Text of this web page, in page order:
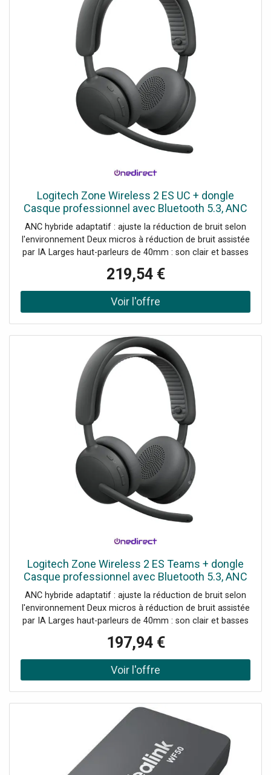
Logitech Zone Wireless 2 ES UC + dongle
Casque professionnel avec Bluetooth 5.3, ANC
hybride adaptatif, micros antibruit optimisés par
l'IA et
ANC hybride adaptatif : ajuste la réduction de bruit selon
l'environnement Deux micros à réduction de bruit assistée
par IA Larges haut-parleurs de 40mm : son clair et basses
uniforme du poids Mises à jour du micrologiciel via
Logitech Sync Connexion multipoint : bascule rapide entre
2 appareils Composants interchangeables (oreillettes,
batterie) Certifié UC Matériaux durables : plastique recyclé
219,54 €
Logitech Zone Wireless 2 ES Teams + dongle
Casque professionnel avec Bluetooth 5.3, ANC
hybride adaptatif, micros antibruit optimisés par
l'IA et
ANC hybride adaptatif : ajuste la réduction de bruit selon
l'environnement Deux micros à réduction de bruit assistée
par IA Larges haut-parleurs de 40mm : son clair et basses
uniforme du poids Mises à jour du micrologiciel via
Logitech Sync Connexion multipoint : bascule rapide entre
2 appareils Composants interchangeables (oreillettes,
197,94 €